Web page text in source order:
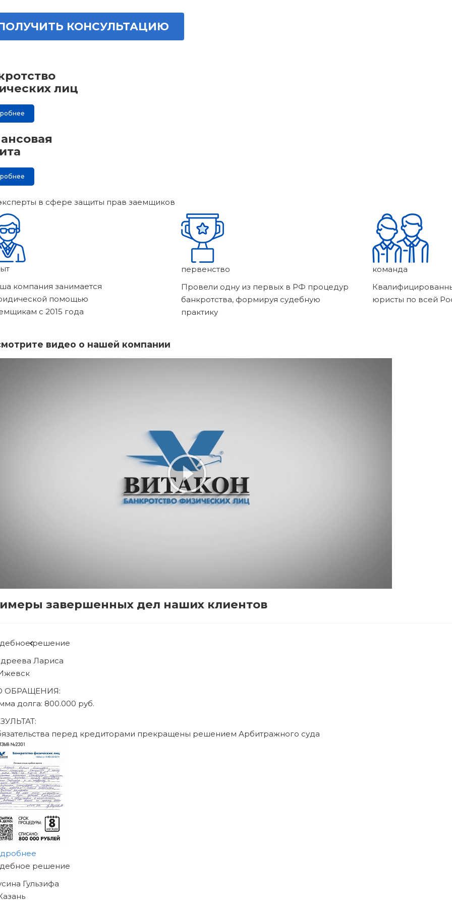
КОНСУЛЬТАЦИЮ
лиц
в сфере защиты прав заемщиков
компания занимается
помощью
с 2015 года
первенство
Провели одну из первых в РФ процедур
банкротства, формируя судебную
практику
команда
юристы по всей
видео о нашей компании
завершенных дел наших клиентов
Обязательства перед кредиторами прекращены решением Арбитражного суда